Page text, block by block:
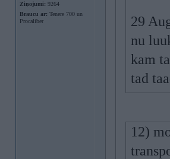
Ziņojumi: 9264
Braucu ar: Tenere 700 un
Procaliber
29
nu
kam
tad
12)